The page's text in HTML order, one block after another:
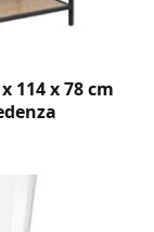
114 x 78 cm